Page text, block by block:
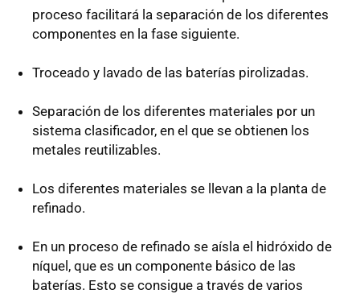
proceso facilitará la separación de los diferentes
componentes en la fase siguiente.
Troceado y lavado de las baterías pirolizadas.
Separación de los diferentes materiales por un
sistema clasificador, en el que se obtienen los
metales reutilizables.
Los diferentes materiales se llevan a la planta de
refinado.
En un proceso de refinado se aísla el hidróxido de
níquel, que es un componente básico de las
baterías. Esto se consigue a través de varios